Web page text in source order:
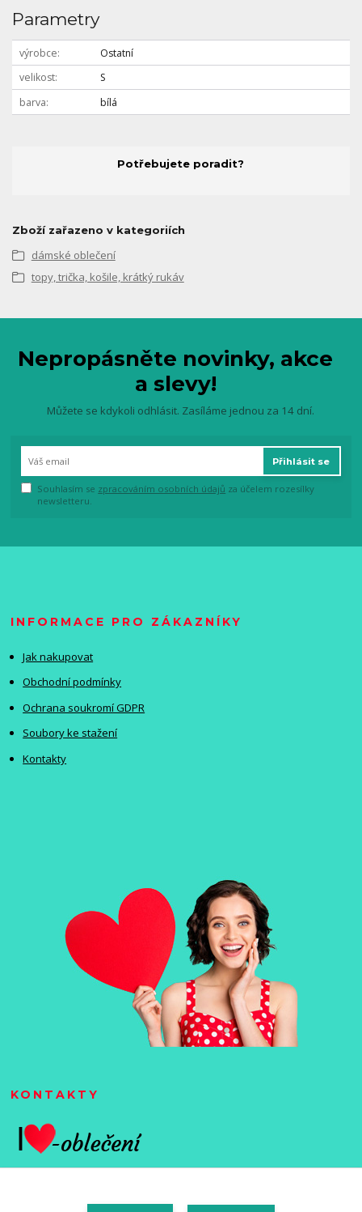
Parametry
výrobce
Ostatní
velikost
S
barva
bílá
Potřebujete poradit?
Zboží zařazeno v kategoriích
dámské oblečení
topy, trička, košile, krátký rukáv
Nepropásněte novinky, akce
a slevy!
Můžete se kdykoli odhlásit. Zasíláme jednou za 14 dní.
Přihlásit se
Souhlasím se zpracováním osobních údajů za účelem rozesílky
newsletteru.
INFORMACE PRO ZÁKAZNÍKY
Jak nakupovat
Obchodní podmínky
Ochrana soukromí GDPR
Soubory ke stažení
Kontakty
KONTAKTY